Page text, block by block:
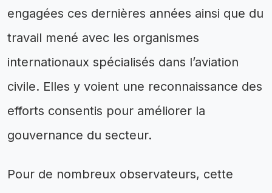
engagées ces dernières années ainsi que du
travail mené avec les organismes
internationaux spécialisés dans l’aviation
civile. Elles y voient une reconnaissance des
efforts consentis pour améliorer la
gouvernance du secteur.
Pour de nombreux observateurs, cette